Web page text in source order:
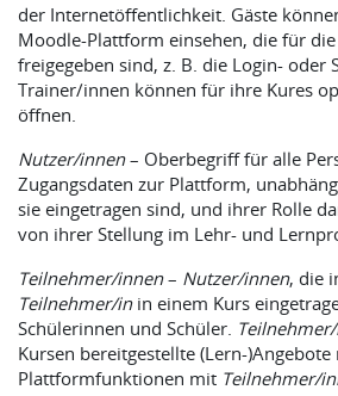
der Internetöffentlichkeit. Gäste
Moodle-Plattform einsehen, die für
freigegeben sind, z. B. die Login- oder
Trainer/innen können für ihre Kures
öffnen.
Nutzer/innen– Oberbegriff für alle
Zugangsdaten zur Plattform,
sie eingetragen sind, und ihrer Rolle
von ihrer Stellung im Lehr- und
Teilnehmer/innen– Nutzer/innen, die
Teilnehmer/inin einem Kurs
Schülerinnen und Schüler.
Kursen bereitgestellte (Lern-
Plattformfunktionen mit Teilnehmer/